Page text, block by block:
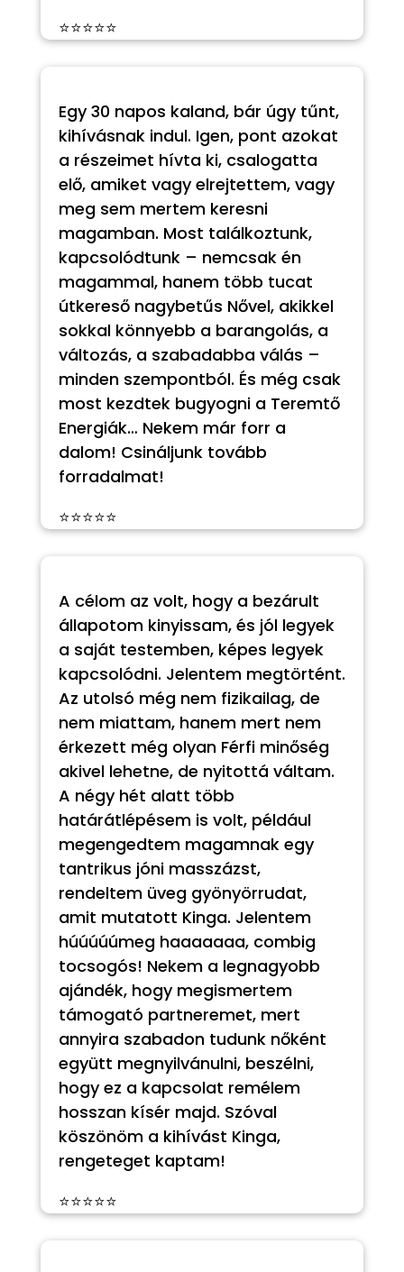
⭐⭐⭐⭐⭐
Egy 30 napos kaland, bár úgy tűnt,
kihívásnak indul. Igen, pont azokat
a részeimet hívta ki, csalogatta
elő, amiket vagy elrejtettem, vagy
meg sem mertem keresni
magamban. Most találkoztunk,
kapcsolódtunk – nemcsak én
magammal, hanem több tucat
útkereső nagybetűs Nővel, akikkel
sokkal könnyebb a barangolás, a
változás, a szabadabba válás –
minden szempontból. És még csak
most kezdtek bugyogni a Teremtő
Energiák… Nekem már forr a
dalom! Csináljunk tovább
forradalmat!
⭐⭐⭐⭐⭐
A célom az volt, hogy a bezárult
állapotom kinyissam, és jól legyek
a saját testemben, képes legyek
kapcsolódni. Jelentem megtörtént.
Az utolsó még nem fizikailag, de
nem miattam, hanem mert nem
érkezett még olyan Férfi minőség
akivel lehetne, de nyitottá váltam.
A négy hét alatt több
határátlépésem is volt, például
megengedtem magamnak egy
tantrikus jóni masszázst,
rendeltem üveg gyönyörrudat,
amit mutatott Kinga. Jelentem
húúúúúmeg haaaaaaa, combig
tocsogós! Nekem a legnagyobb
ajándék, hogy megismertem
támogató partneremet, mert
annyira szabadon tudunk nőként
együtt megnyilvánulni, beszélni,
hogy ez a kapcsolat remélem
hosszan kísér majd. Szóval
köszönöm a kihívást Kinga,
rengeteget kaptam!
⭐⭐⭐⭐⭐